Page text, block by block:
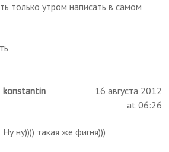
только утром написать в самом
konstantin
16 августа 2012
at 06:26
Ну ну)))) такая же фигня)))